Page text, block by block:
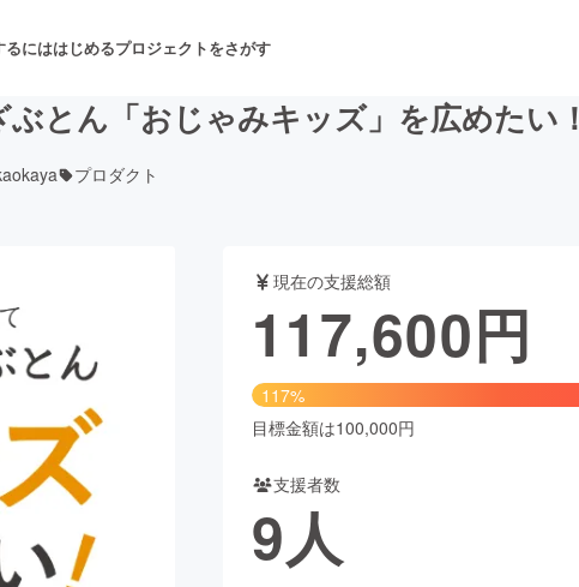
るにははじめるプロジェクトをさがす
舞台・パフォーマンス
ファッション
ビューティー・ヘルスケア
とん「おじゃみキッズ」を広めたい！
プロダクト
現在の支援総額
117,600円
117%
目標金額は100,000円
支援者数
9人